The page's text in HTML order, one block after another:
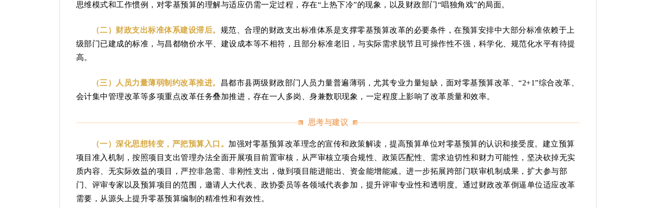
思维模式和工作惯例，对零基预算的理解与适应仍需一定过程，存在“上热下冷”的现象，以及财政部门“唱独角戏”的局面。
（二）财政支出标准体系建设滞后。 规范、合理的财政支出标准体系是支撑零基预算改革的必要条件，在预算安排中大部分标准依赖于上
级部门已建成的标准，与昌都物价水平、建设成本等不相符，且部分标准老旧，与实际需求脱节且可操作性不强，科学化、规范化水平有待提
高。
（三）人员力量薄弱制约改革推进。
昌都市县两级财政部门人员力量普遍薄弱，尤其专业力量短缺，面对零基预算改革、“2+1”综合改革、
会计集中管理改革等多项重点改革任务叠加推进，存在一人多岗、身兼数职现象，一定程度上影响了改革质量和效率。
思考与建议
（一）深化思想转变，严把预算入口。 加强对零基预算改革理念的宣传和政策解读，提高预算单位对零基预算的认识和接受度。建立预算
项目准入机制，按照项目支出管理办法全面开展项目前置审核，从严审核立项合规性、政策匹配性、需求迫切性和财力可能性，坚决砍掉无实
质内容、无实际效益的项目，严控非急需、非刚性支出，做到项目能进能出、资金能增能减。进一步拓展跨部门联审机制成果，扩大参与部
门、评审专家以及预算项目的范围，邀请人大代表、政协委员等各领域代表参加，提升评审专业性和透明度。通过财政改革倒逼单位适应改革
需要，从源头上提升零基预算编制的精准性和有效性。